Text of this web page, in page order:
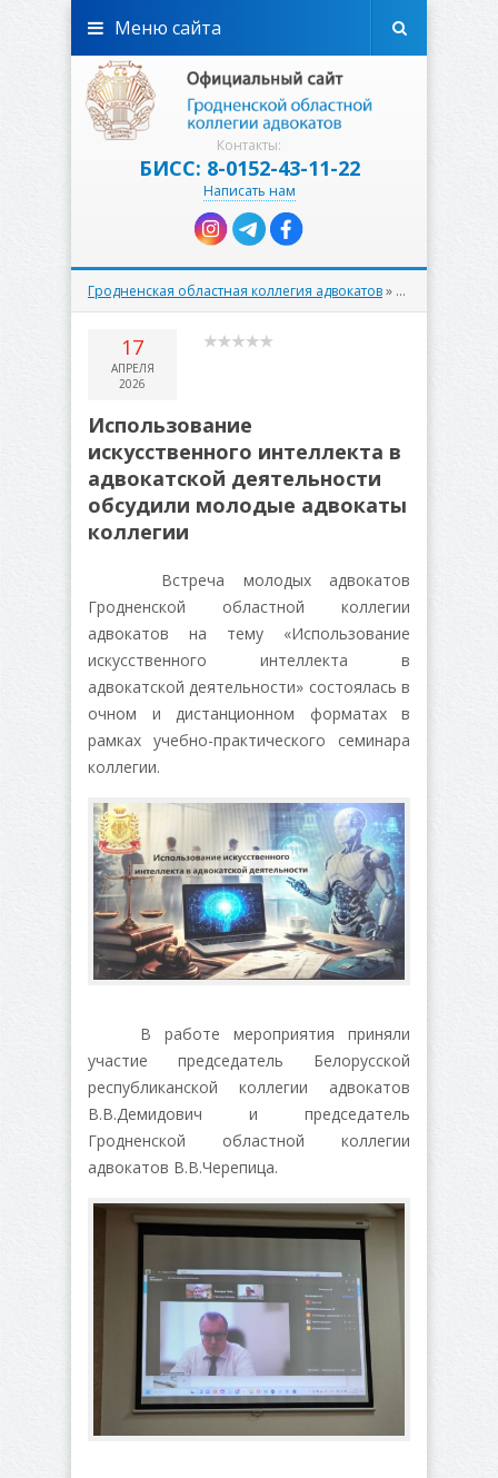
Контакты:
БИСС: 8-0152-43-11-22
Написать нам
Меню сайта
Гродненская областная коллегия адвокатов» К сведению
17
АПРЕЛЯ
2026
Использование
искусственного интеллекта в
адвокатской деятельности
обсудили молодые адвокаты
коллегии
Встреча молодых адвокатов
Гродненской областной коллегии
адвокатов на тему «Использование
искусственного интеллекта в
адвокатской деятельности» состоялась в
очном и дистанционном форматах в
рамках учебно-практического семинара
коллегии.
В работе мероприятия приняли
участие председатель Белорусской
республиканской коллегии адвокатов
В.В.Демидович и председатель
Гродненской областной коллегии
адвокатов В.В.Черепица.